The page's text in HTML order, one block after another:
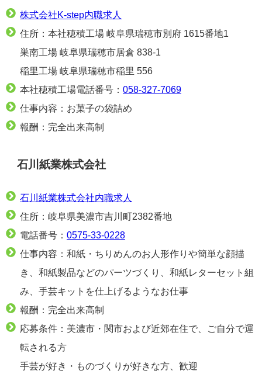
株式会社K-step内職求人
住所：本社穂積工場 岐阜県瑞穂市別府 1615番地1
巣南工場 岐阜県瑞穂市居倉 838-1
稲里工場 岐阜県瑞穂市稲里 556
本社穂積工場電話番号： 058-327-7069
仕事内容：お菓子の袋詰め
報酬：完全出来高制
石川紙業株式会社
石川紙業株式会社内職求人
住所：岐阜県美濃市吉川町2382番地
電話番号： 0575-33-0228
仕事内容：和紙・ちりめんのお人形作りや簡単な顔描
き、和紙製品などのパーツづくり、和紙レターセット組
み、手芸キットを仕上げるようなお仕事
報酬：完全出来高制
応募条件：美濃市・関市および近郊在住で、ご自分で運
転される方
手芸が好き・ものづくりが好きな方、歓迎